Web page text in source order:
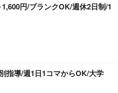
円/ブランクOK/週休2日制/1
指導/週1日1コマからOK/大学